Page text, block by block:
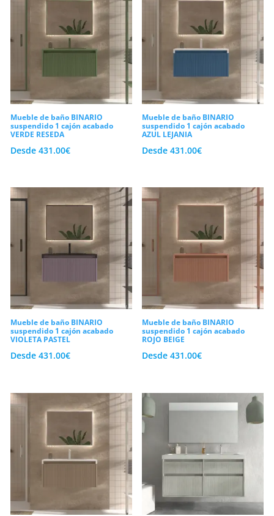
Mueble de baño BINARIO
suspendido 1 cajón acabado
VERDE RESEDA
Desde 431.00€
Mueble de baño BINARIO
suspendido 1 cajón acabado
AZUL LEJANIA
Desde431.00€
Mueble de baño BINARIO
suspendido 1 cajón acabado
VIOLETA PASTEL
Desde 431.00€
Mueble de baño BINARIO
suspendido 1 cajón acabado
ROJO BEIGE
Desde431.00€